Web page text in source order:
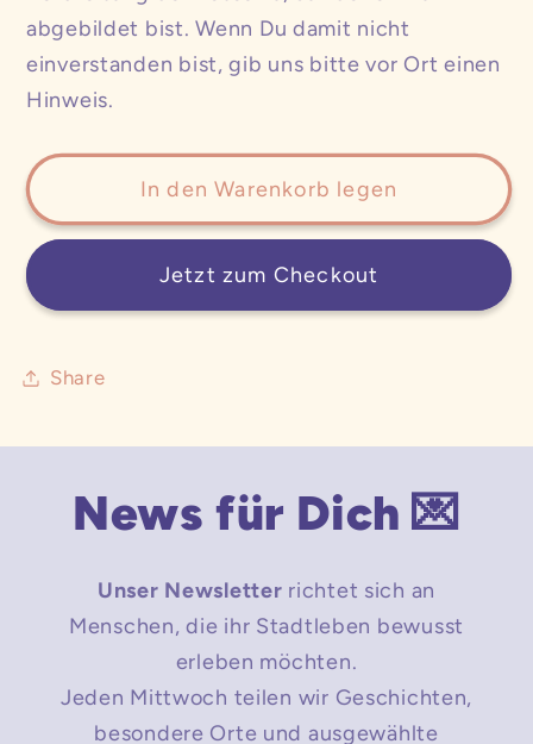
abgebildet bist. Wenn Du damit nicht
einverstanden bist, gib uns bitte vor Ort einen
Hinweis.
In den Warenkorb legen
Jetzt zum Checkout
Share
News für Dich 💌
Unser Newsletter richtet sich an
Menschen, die ihr Stadtleben bewusst
erleben möchten.
Jeden Mittwoch teilen wir Geschichten,
besondere Orte und ausgewählte